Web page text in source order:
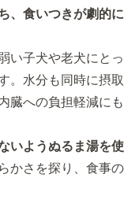
、食いつきが劇的に
い子犬や老犬にとっ
。水分も同時に摂取
臓への負担軽減にも
いようぬるま湯を使
かさを探り、食事の